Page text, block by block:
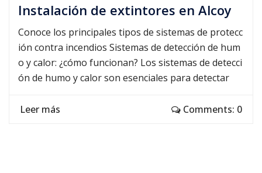
Instalación de extintores en Alcoy
Conoce los principales tipos de sistemas de protecc
ión contra incendios Sistemas de detección de hum
o y calor: ¿cómo funcionan? Los sistemas de detecci
ón de humo y calor son esenciales para detectar
Leer más Comments: 0